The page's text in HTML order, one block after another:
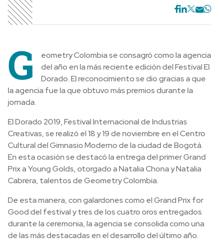
G
eometry Colombia se consagró como la agencia
del año en la más reciente edición del Festival El
Dorado. El reconocimiento se dio gracias a que
la agencia fue la que obtuvo más premios durante la
jornada.
El Dorado 2019, Festival Internacional de Industrias
Creativas, se realizó el 18 y 19 de noviembre en el Centro
Cultural del Gimnasio Moderno de la ciudad de Bogotá.
En esta ocasión se destacó la entrega del primer Grand
Prix a Young Golds, otorgado a Natalia Chona y Natalia
Cabrera, talentos de Geometry Colombia.
De esta manera, con galardones como el Grand Prix for
Good del festival y tres de los cuatro oros entregados
durante la ceremonia, la agencia se consolida como una
de las más destacadas en el desarrollo del último año.